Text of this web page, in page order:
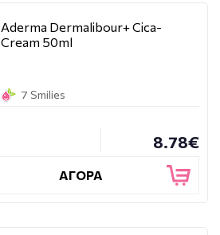
Aderma Dermalibour+ Cica-
Cream 50ml
7 Smilies
8.78€
ΑΓΟΡΑ